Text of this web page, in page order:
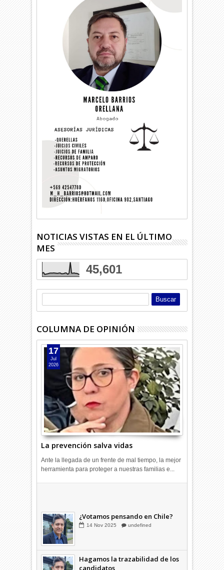
NOTICIAS VISTAS EN EL ÚLTIMO
MES
45,601
COLUMNA DE OPINIÓN
La prevención salva vidas
17
Jul
2026
Ante la llegada de un frente de mal tiempo, la mejor
herramienta para proteger a nuestras familias e...